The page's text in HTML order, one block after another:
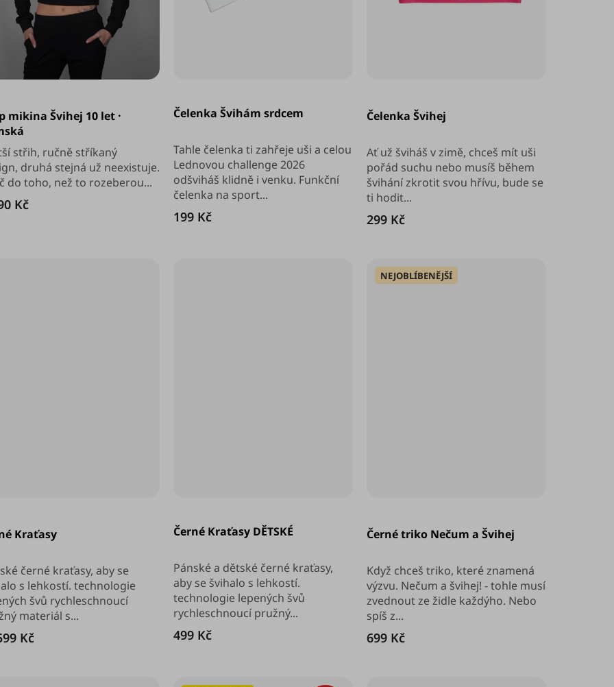
mikina Švihej 10 let ·
Kč
střih, ručně stříkaný
druhá stejná už neexistuje.
do toho, než to rozeberou...
Čelenka Švihám srdcem
199 Kč
Tahle čelenka ti zahřeje uši a celou
Lednovou challenge 2026
odšviháš klidně i venku. Funkční
čelenka na sport...
Čelenka Švihej
hodnocení
produktu
z
5
hvězdiček.
299 Kč
Ať už šviháš v zimě, chceš mít uši
pořád suchu nebo musíš během
švihání zkrotit svou hřívu, bude se
ti hodit...
Kraťasy
Kč
černé kraťasy, aby se
s lehkostí. technologie
švů rychleschnoucí
materiál s...
Černé Kraťasy DĚTSKÉ
499 Kč
Pánské a dětské černé kraťasy,
aby se švihalo s lehkostí.
technologie lepených švů
rychleschnoucí pružný...
NEJOBLÍBENĚJŠÍ
Černé triko Nečum a Švihej
hodnocení
produktu
z
hvězdiček.
699 Kč
Když chceš triko, které znamená
výzvu. Nečum a švihej! - tohle musí
zvednout ze židle každýho. Nebo
spíš z...